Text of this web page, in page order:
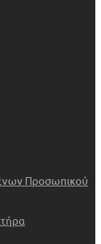
Προσωπικού